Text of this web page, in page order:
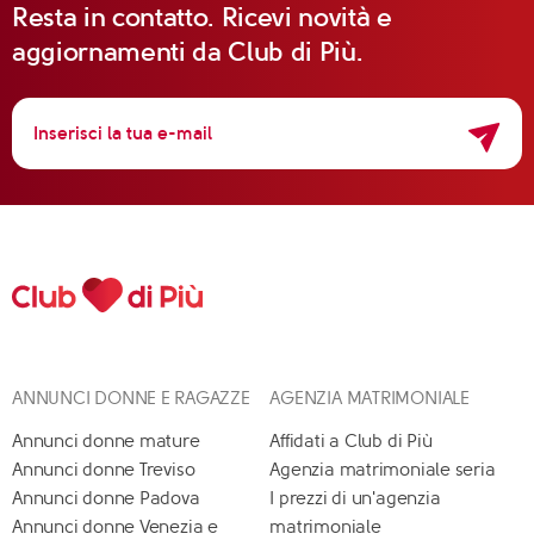
Resta in contatto. Ricevi novità e
aggiornamenti da Club di Più.
ANNUNCI DONNE E RAGAZZE
Annunci donne mature
Annunci donne Treviso
Annunci donne Padova
Annunci donne Venezia e
AGENZIA MATRIMONIALE
Affidati a Club di Più
Agenzia matrimoniale seria
I prezzi di un'agenzia
matrimoniale